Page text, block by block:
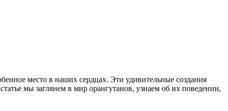
место в наших сердцах. Эти удивительные создания
мы заглянем в мир орангутанов, узнаем об их поведении,